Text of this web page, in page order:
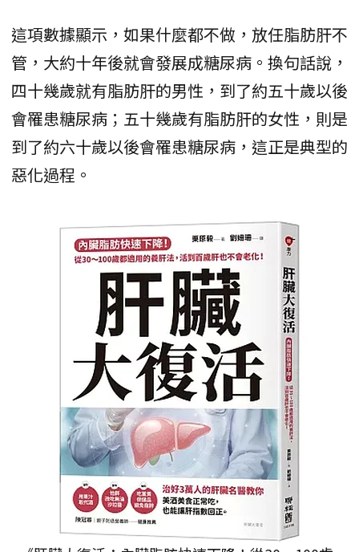
這項數據顯示，如果什麼都不做，放任脂肪肝不
管，大約十年後就會發展成糖尿病。換句話說，
四十幾歲就有脂肪肝的男性，到了約五十歲以後
會罹患糖尿病；五十幾歲有脂肪肝的女性，則是
到了約六十歲以後會罹患糖尿病，這正是典型的
惡化過程。